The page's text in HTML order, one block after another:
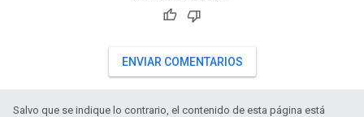
ENVIAR COMENTARIOS
Salvo que se indique lo contrario, el contenido de esta página está